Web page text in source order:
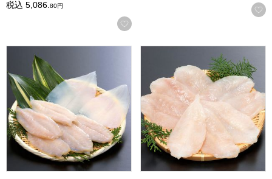
税込 5,086.80円
お気に入りに登録する
島根 和田珍味 ふぐ・白いか一夜干(ふぐ一夜干180g白いか
島根 和田珍味 ふぐ一夜干